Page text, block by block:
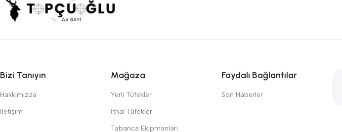
Bizi Tanıyın
Hakkımızda
İletişim
Mağaza
Yerli Tüfekler
İthal Tüfekler
Tabanca Ekipmanları
Faydalı Bağlantılar
Son Haberler